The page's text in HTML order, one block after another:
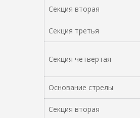
Секция вторая
Секция третья
Секция четвертая
Основание стрелы
Секция вторая